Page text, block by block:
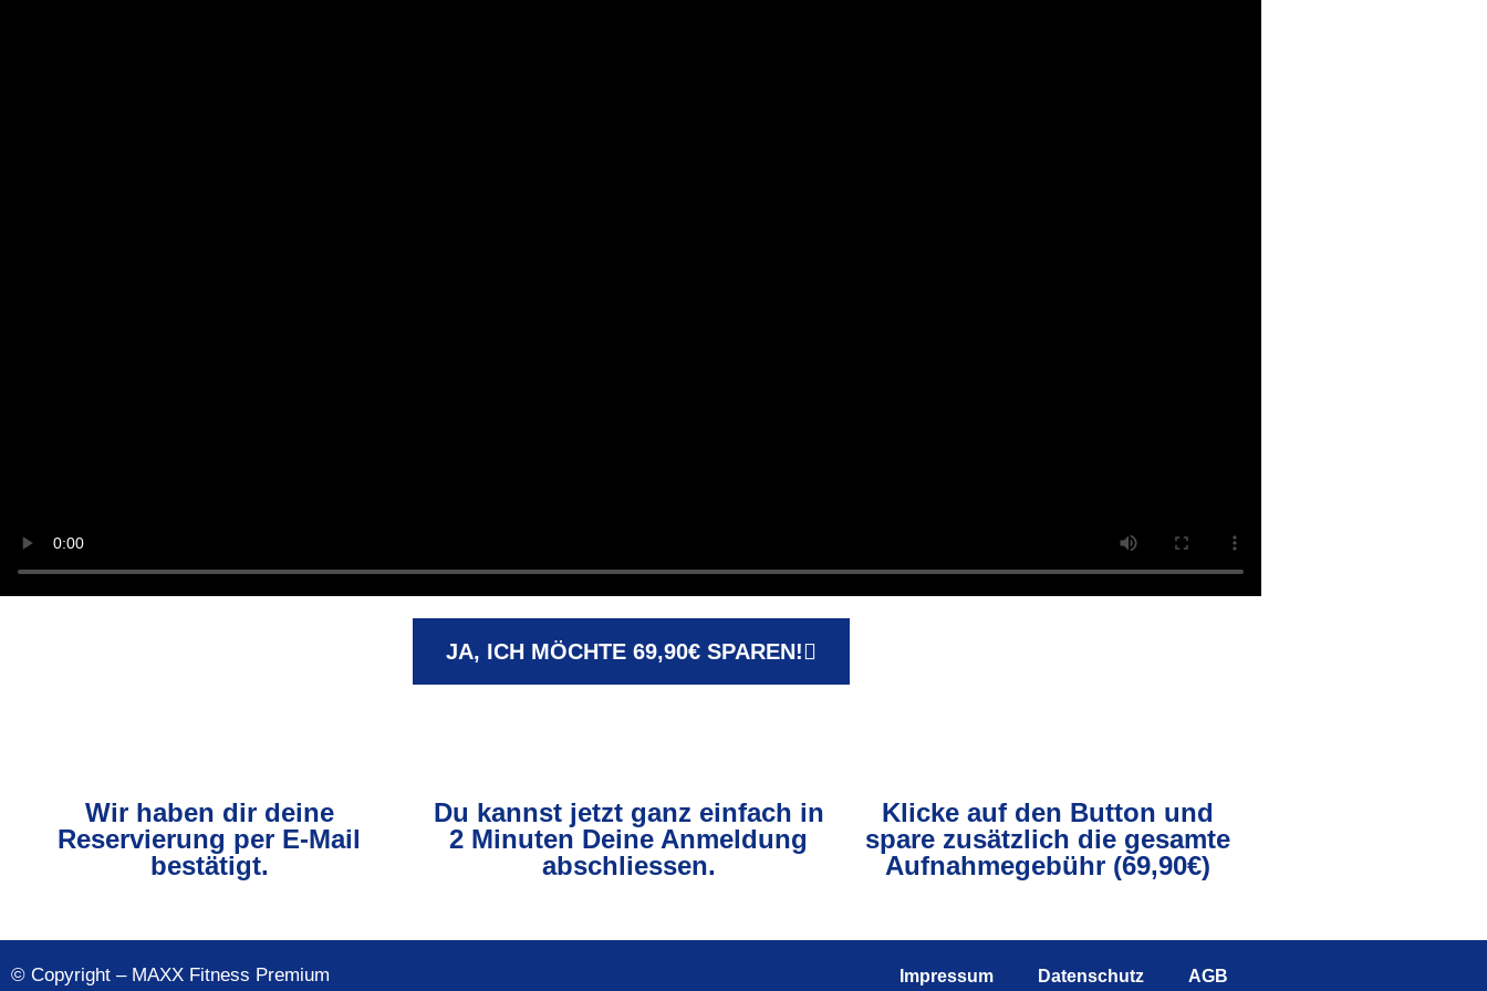
JA, ICH MÖCHTE 69,90€ SPAREN!
Wir haben dir deine
Reservierung per E-Mail
bestätigt.
Du kannst jetzt ganz einfach in
2 Minuten Deine Anmeldung
abschliessen.
Klicke auf den Button und
spare zusätzlich die gesamte
Aufnahmegebühr (69,90€)
© Copyright – MAXX Fitness Premium Impressum Datenschutz AGB